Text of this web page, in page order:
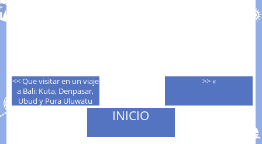
<< Que visitar en un viaje
a Bali: Kuta, Denpasar,
Ubud y Pura Uluwatu
>> «
INICIO